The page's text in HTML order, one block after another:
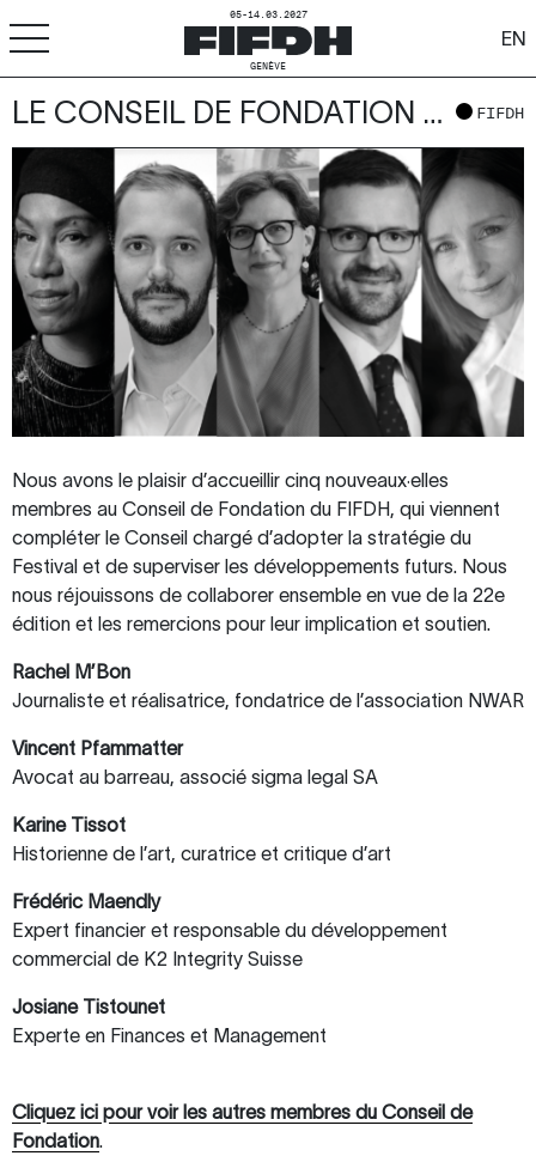
05-14.03.2027
GENÈVE
EN
A + A- ACCESSIBILITÉ
Festival
Pro
Écoles
Ressources & Médias
LE CONSEIL DE FONDATION ACCUEILLE CINQ NOUVEAUX·ELLES MEMBRES FIFDH
Nous avons le plaisir d’accueillir cinq nouveaux·elles
membres au Conseil de Fondation du FIFDH, qui viennent
compléter le Conseil chargé d’adopter la stratégie du
Festival et de superviser les développements futurs. Nous
nous réjouissons de collaborer ensemble en vue de la 22e
édition et les remercions pour leur implication et soutien.
Rachel M’Bon
Journaliste et réalisatrice, fondatrice de l’association NWAR
Vincent Pfammatter
Avocat au barreau, associé sigma legal SA
Karine Tissot
Historienne de l’art, curatrice et critique d’art
Frédéric Maendly
Expert financier et responsable du développement
commercial de K2 Integrity Suisse
Josiane Tistounet
Experte en Finances et Management
Cliquez ici pour voir les autres membres du Conseil de
Fondation.